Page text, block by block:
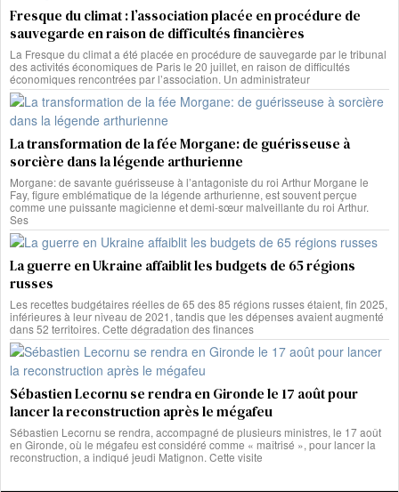
Fresque du climat : l’association placée en procédure de
sauvegarde en raison de difficultés financières
La Fresque du climat a été placée en procédure de sauvegarde par le tribunal
des activités économiques de Paris le 20 juillet, en raison de difficultés
économiques rencontrées par l’association. Un administrateur
La transformation de la fée Morgane: de guérisseuse à
sorcière dans la légende arthurienne
Morgane: de savante guérisseuse à l’antagoniste du roi Arthur Morgane le
Fay, figure emblématique de la légende arthurienne, est souvent perçue
comme une puissante magicienne et demi-sœur malveillante du roi Arthur.
Ses
La guerre en Ukraine affaiblit les budgets de 65 régions
russes
Les recettes budgétaires réelles de 65 des 85 régions russes étaient, fin 2025,
inférieures à leur niveau de 2021, tandis que les dépenses avaient augmenté
dans 52 territoires. Cette dégradation des finances
Sébastien Lecornu se rendra en Gironde le 17 août pour
lancer la reconstruction après le mégafeu
Sébastien Lecornu se rendra, accompagné de plusieurs ministres, le 17 août
en Gironde, où le mégafeu est considéré comme « maîtrisé », pour lancer la
reconstruction, a indiqué jeudi Matignon. Cette visite